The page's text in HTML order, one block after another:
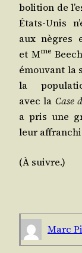
bo­li­tion de
États-Unis
aux nègres
et Mme
émou­vant la
la
avec la Case
a pris une
leur
(À suivre.)
Marc